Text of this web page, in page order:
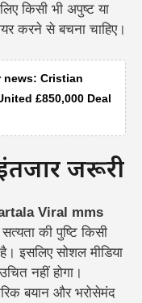
किसी भी अपुष्ट या
करने से बचना चाहिए।
news: Cristian
£850,000 Deal
जरूरी
Viral mms
की पुष्टि किसी
इसलिए सोशल मीडिया
नहीं होगा।
बयान और भरोसेमंद